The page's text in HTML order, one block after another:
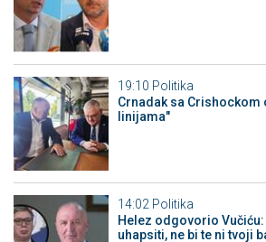
19:10 Politika
Crnadak sa
linijama"
14:02 Politika
Helez odgovorio
uhapsiti, ne bi te ni tvoji